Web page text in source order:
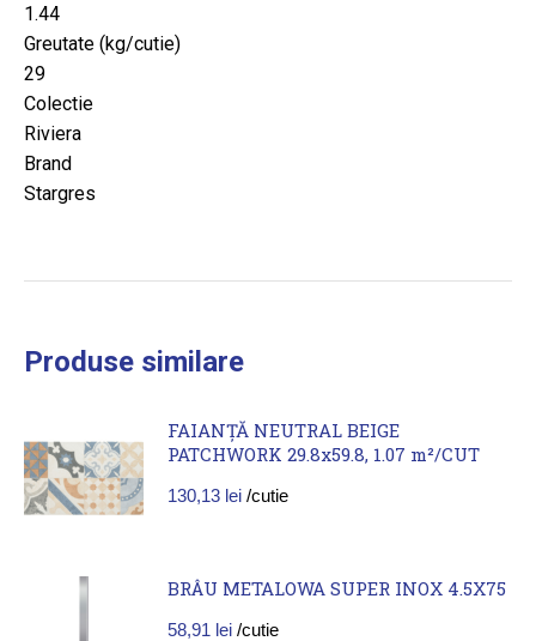
1.44
Greutate (kg/cutie)
29
Colectie
Riviera
Brand
Stargres
Produse similare
FAIANȚĂ NEUTRAL BEIGE
PATCHWORK 29.8x59.8, 1.07 m²/CUT
130,13 lei /cutie
BRÂU METALOWA SUPER INOX 4.5X75
58,91 lei /cutie